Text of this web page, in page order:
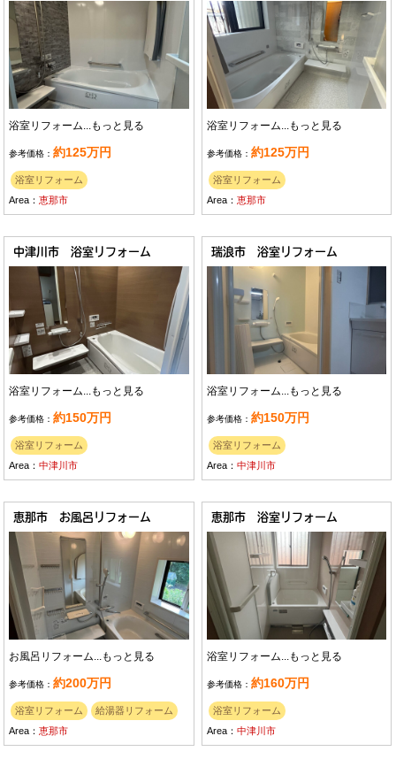
浴室リフォーム... もっと見る
参考価格：約125万円
浴室リフォーム
Area：恵那市
浴室リフォーム... もっと見る
参考価格：約125万円
浴室リフォーム
Area：恵那市
中津川市 浴室リフォーム
浴室リフォーム...もっと見る
参考価格：約150万円
浴室リフォーム
Area：中津川市
瑞浪市 浴室リフォーム
浴室リフォーム...もっと見る
参考価格：約150万円
浴室リフォーム
Area：中津川市
恵那市 お風呂リフォーム
お風呂リフォーム...もっと見る
参考価格：約200万円
浴室リフォーム
給湯器リフォーム
Area：恵那市
恵那市 浴室リフォーム
浴室リフォーム...もっと見る
参考価格：約160万円
浴室リフォーム
Area：中津川市